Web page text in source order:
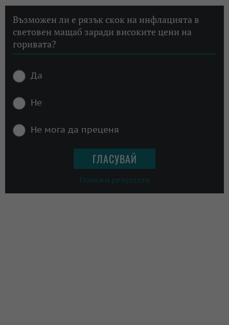
Възможен ли е рязък скок на инфлацията в
световен мащаб заради високите цени на
горивата?
Да
Не
Не мога да преценя
Покажи резултати